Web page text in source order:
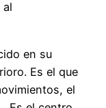
al
en su
Es el que
el